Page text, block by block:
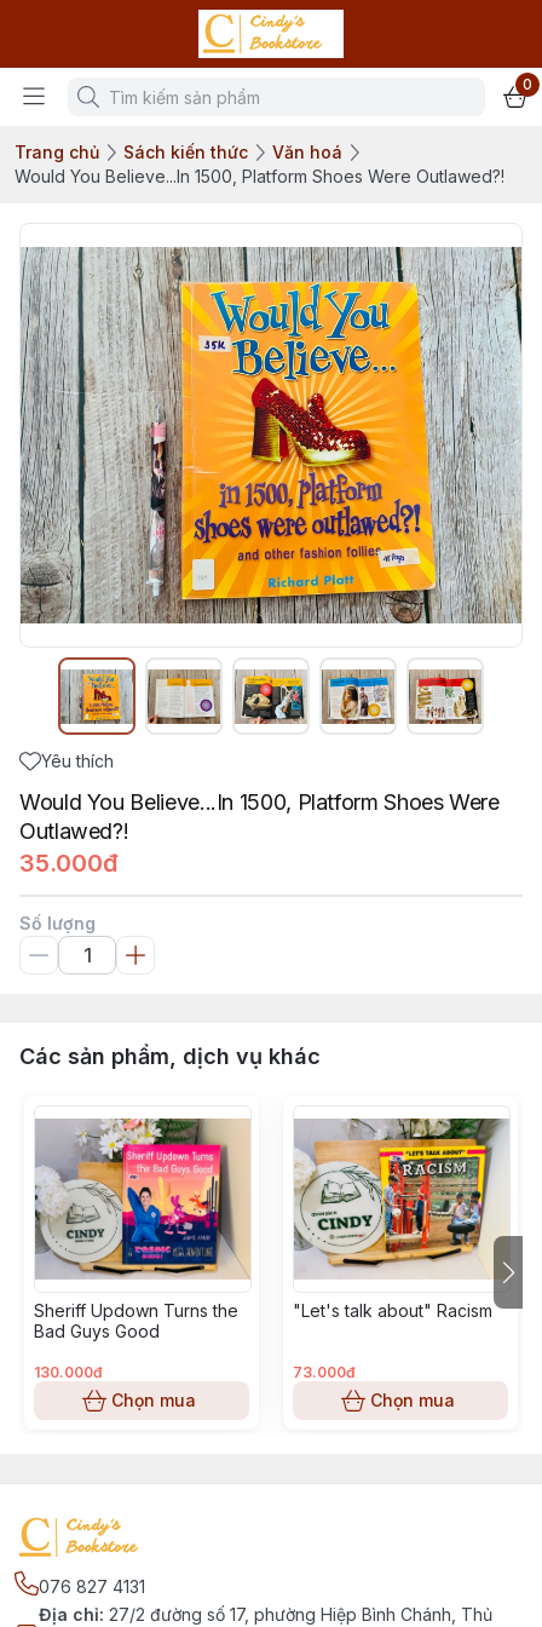
0
Trang chủ Sách kiến thức
Văn hoá
Would You Believe...In 1500, Platform Shoes Were Outlawed?!
Yêu thích
Would You Believe...In 1500, Platform Shoes Were
Outlawed?!
35.000đ
Số lượng
Các sản phẩm, dịch vụ khác
Sheriff Updown Turns the
Bad Guys Good
130.000đ
Chọn mua
"Let's talk about" Racism
73.000đ
Chọn mua
076 827 4131
Địa chỉ: 27/2 đường số 17, phường Hiệp Bình Chánh, Thủ